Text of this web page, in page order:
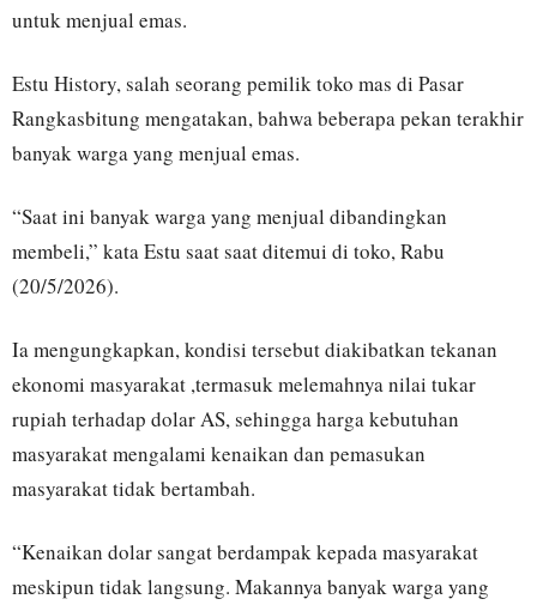
untuk menjual emas.
Estu History, salah seorang pemilik toko mas di Pasar
Rangkasbitung mengatakan, bahwa beberapa pekan terakhir
banyak warga yang menjual emas.
“Saat ini banyak warga yang menjual dibandingkan
membeli,” kata Estu saat saat ditemui di toko, Rabu
(20/5/2026).
Ia mengungkapkan, kondisi tersebut diakibatkan tekanan
ekonomi masyarakat ,termasuk melemahnya nilai tukar
rupiah terhadap dolar AS, sehingga harga kebutuhan
masyarakat mengalami kenaikan dan pemasukan
masyarakat tidak bertambah.
“Kenaikan dolar sangat berdampak kepada masyarakat
meskipun tidak langsung. Makannya banyak warga yang